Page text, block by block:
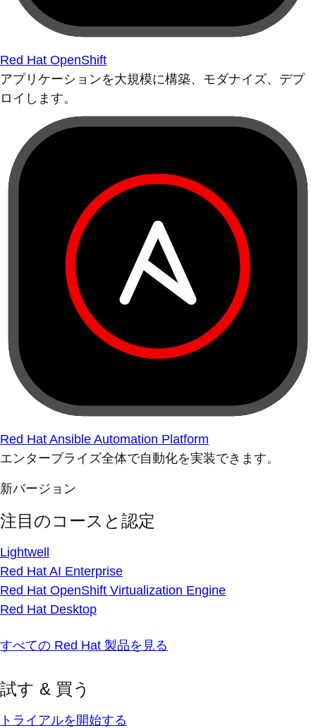
Red Hat OpenShift
アプリケーションを大規模に構築、モダナイズ、デプ
ロイします。
Red Hat Ansible Automation Platform
エンタープライズ全体で自動化を実装できます。
新バージョン
注目のコースと認定
Lightwell
Red Hat AI Enterprise
Red Hat OpenShift Virtualization Engine
Red Hat Desktop
すべての Red Hat 製品を見る
試す & 買う
トライアルを開始する